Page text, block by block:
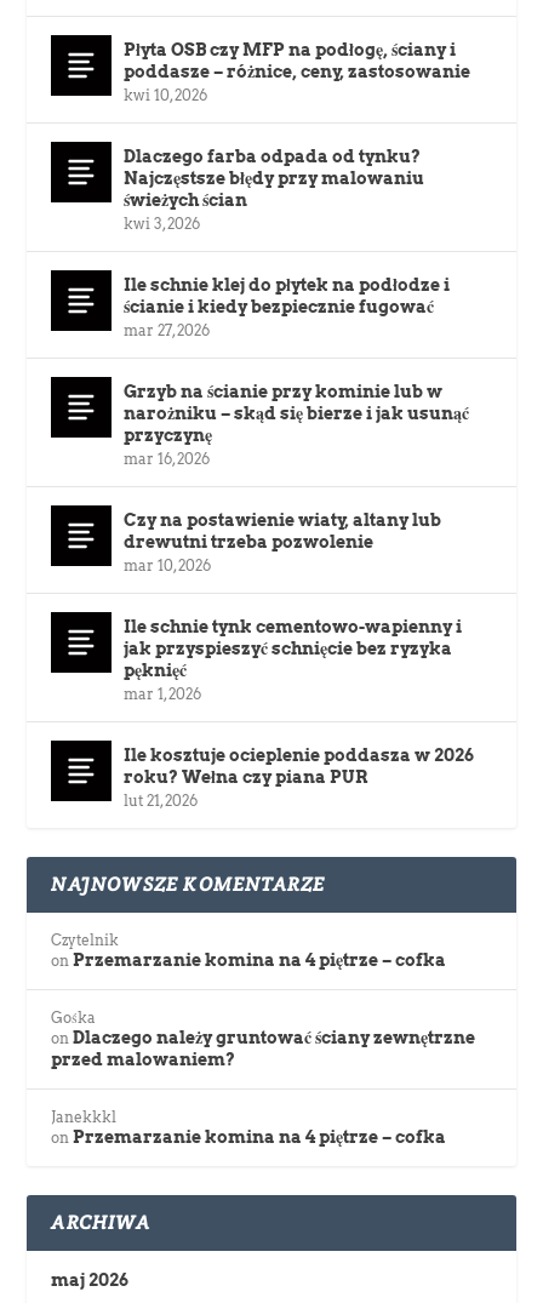
Płyta OSB czy MFP na podłogę, ściany i
poddasze – różnice, ceny, zastosowanie
kwi 10, 2026
Dlaczego farba odpada od tynku?
Najczęstsze błędy przy malowaniu
świeżych ścian
kwi 3, 2026
Ile schnie klej do płytek na podłodze i
ścianie i kiedy bezpiecznie fugować
mar 27, 2026
Grzyb na ścianie przy kominie lub w
narożniku – skąd się bierze i jak usunąć
przyczynę
mar 16, 2026
Czy na postawienie wiaty, altany lub
drewutni trzeba pozwolenie
mar 10, 2026
Ile schnie tynk cementowo-wapienny i
jak przyspieszyć schnięcie bez ryzyka
pęknięć
mar 1, 2026
Ile kosztuje ocieplenie poddasza w 2026
roku? Wełna czy piana PUR
lut 21, 2026
NAJNOWSZE KOMENTARZE
Czytelnik
onPrzemarzanie komina na 4 piętrze – cofka
Gośka
onDlaczego należy gruntować ściany zewnętrzne
przed malowaniem?
Janekkkl
onPrzemarzanie komina na 4 piętrze – cofka
ARCHIWA
maj 2026